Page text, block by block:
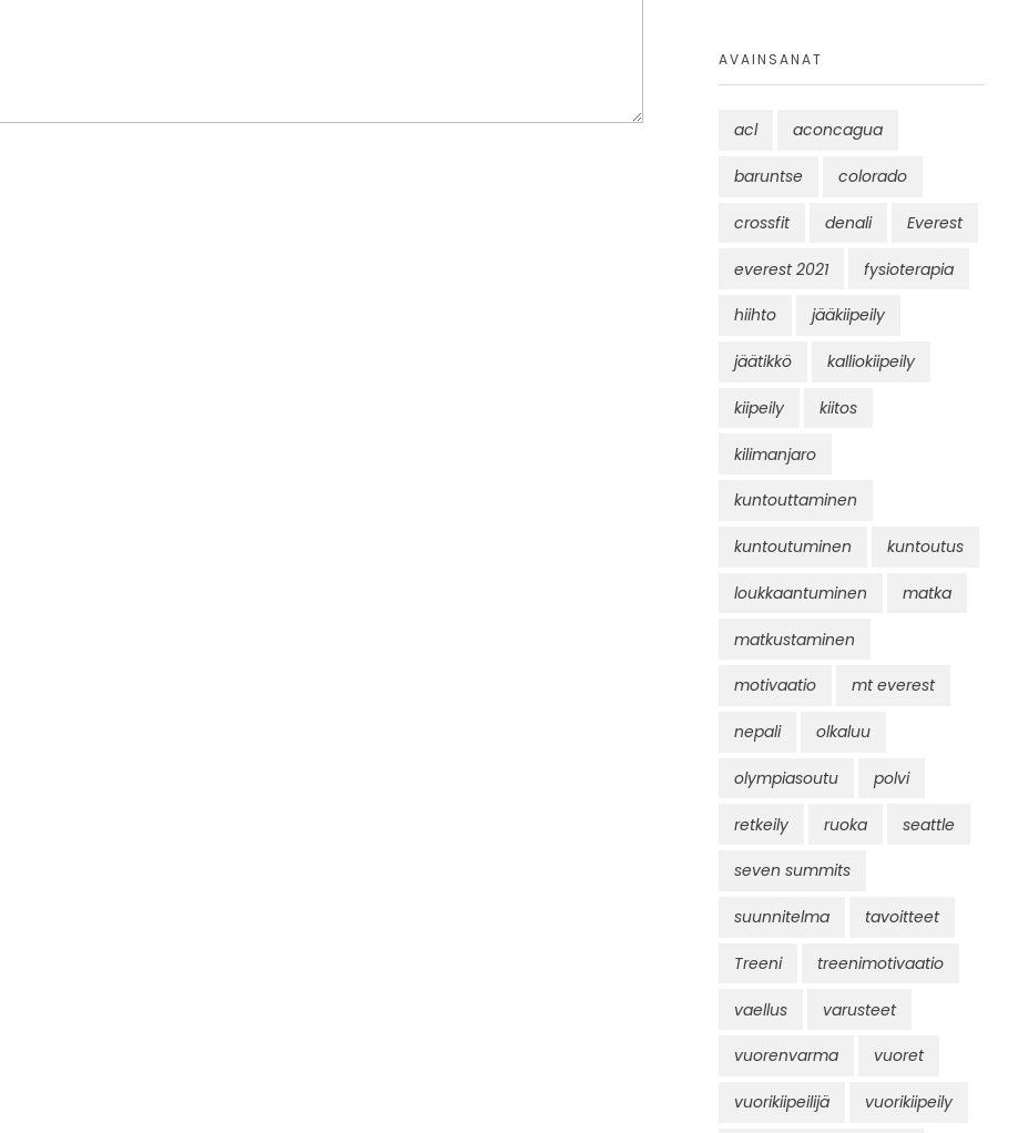
AVAINSANAT
acl aconcagua
baruntse colorado
crossfit denali Everest
everest 2021 fysioterapia
hiihto jääkiipeily
jäätikkö kalliokiipeily
kiipeily kiitos
kilimanjaro
kuntouttaminen
kuntoutuminen kuntoutus
loukkaantuminen matka
matkustaminen
motivaatio mt everest
nepali olkaluu
olympiasoutu polvi
retkeily ruoka seattle
seven summits
suunnitelma tavoitteet
Treeni treenimotivaatio
vaellus varusteet
vuorenvarma vuoret
vuorikiipeilijä vuorikiipeily